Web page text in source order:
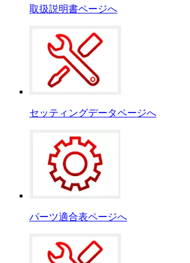
取扱説明書ページへ
セッティングデータページへ
パーツ適合表ページへ